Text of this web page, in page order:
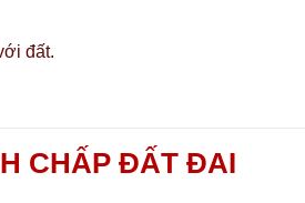
đất.
CHẤP ĐẤT ĐAI